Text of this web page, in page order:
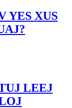
YES XUS
LEEJ